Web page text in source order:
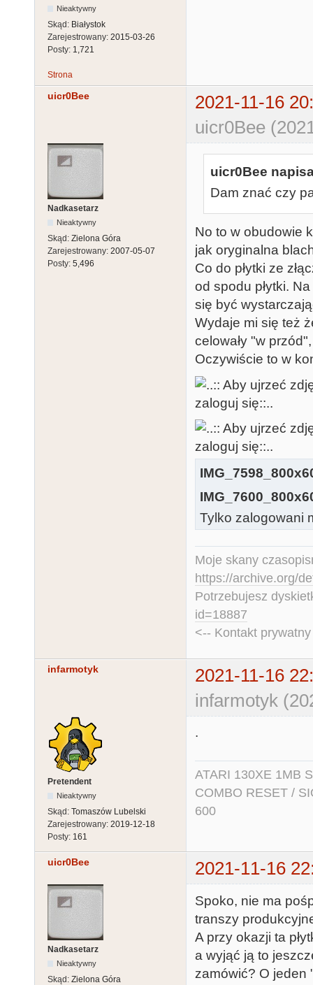
Nieaktywny
Skąd: Białystok
Zarejestrowany: 2015-03-26
Posty: 1,721
Strona
uicr0Bee
2021-11-16
uicr0Bee
Nadkasetarz
Nieaktywny
Skąd: Zielona Góra
Zarejestrowany: 2007-05-07
Posty: 5,496
uicr0Bee
Dam znać czy
No to w obudowie
jak oryginalna
Co do płytki ze
od spodu płytki.
się być
Wydaje mi się też
celowały "w
Oczywiście to w
Tylko zalogowani
Moje skany
https://archive.org/
Potrzebujesz
id=18887
<-- Kontakt
infarmotyk
2021-11-16
infarmotyk
Pretendent
Nieaktywny
Skąd: Tomaszów Lubelski
Zarejestrowany: 2019-12-18
Posty: 161
.
ATARI 130XE 1MB
COMBO RESET /
600
uicr0Bee 2021-11-16
Nadkasetarz
Nieaktywny
Skąd: Zielona Góra
Spoko, nie ma
transzy
A przy okazji ta
a wyjąć ją to
zamówić? O jeden